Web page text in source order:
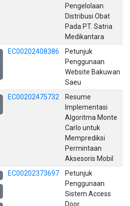
Pengelolaan
Distribusi Obat
Pada PT. Satria
Medikantara
EC00202408386
Petunjuk
Penggunaan
Website Bakuwan
Saeu
EC00202475732
Resume
Implementasi
Algoritma Monte
Carlo untuk
Memprediksi
Permintaan
Aksesoris Mobil
EC00202373697
Petunjuk
Penggunaan
Sistem Access
Door